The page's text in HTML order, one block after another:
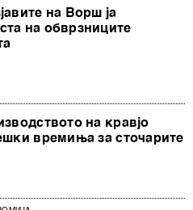
на Ворш ја
на обврзниците
на кравјо
времиња за сточарите